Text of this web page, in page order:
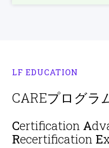
LF EDUCATION
CAREプログラ
Certification A
Recertification E